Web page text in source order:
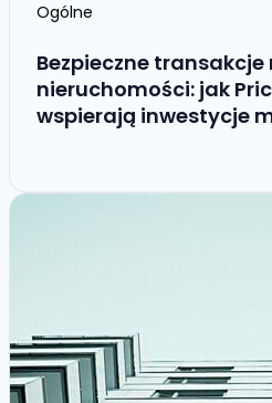
Ogólne
Bezpieczne transakcje
nieruchomości: jak
wspierają inwestycje